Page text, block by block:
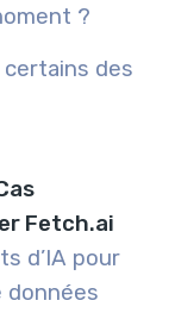
?
certains des
Fetch.ai
d’IA pour
données